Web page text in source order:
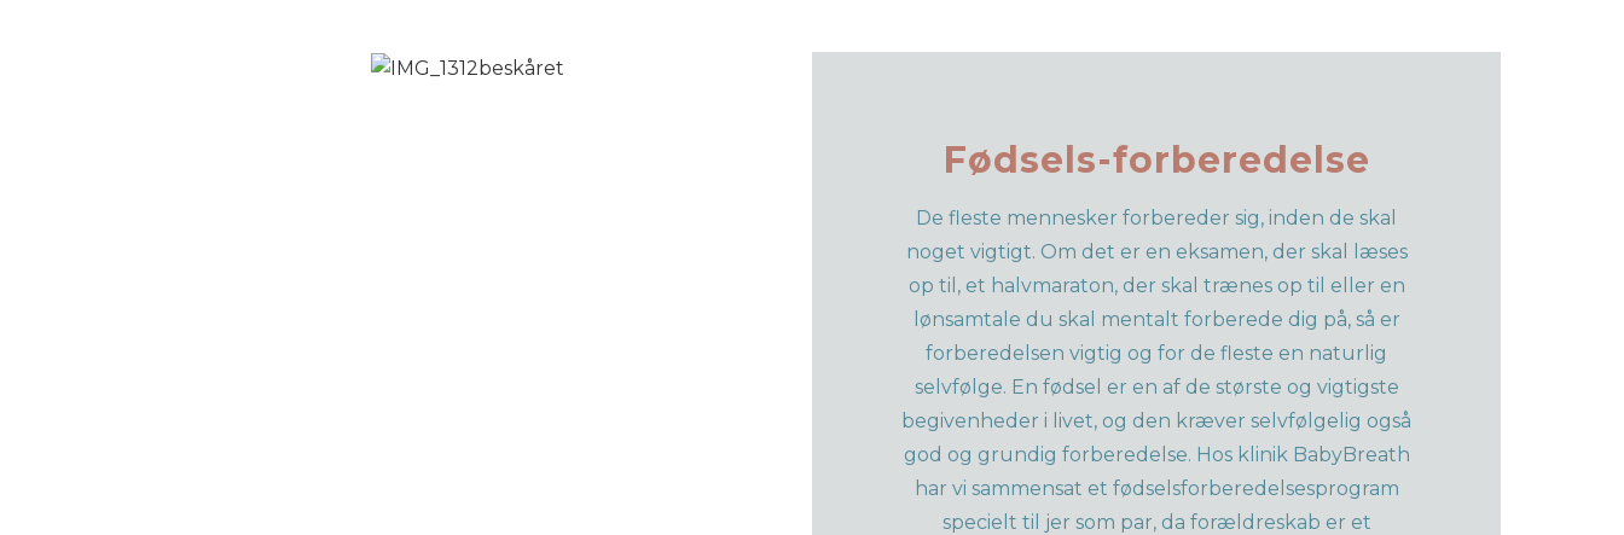
Fødsels-forberedelse
De fleste mennesker forbereder sig, inden de skal
noget vigtigt. Om det er en eksamen, der skal læses
op til, et halvmaraton, der skal trænes op til eller en
lønsamtale du skal mentalt forberede dig på, så er
forberedelsen vigtig og for de fleste en naturlig
selvfølge. En fødsel er en af de største og vigtigste
begivenheder i livet, og den kræver selvfølgelig også
god og grundig forberedelse. Hos klinik BabyBreath
har vi sammensat et fødselsforberedelsesprogram
specielt til jer som par, da forældreskab er et